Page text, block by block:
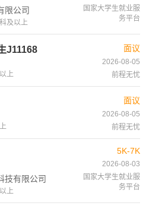
限公司
及以上
国家大学生就业服
务平台
J11168
上
面议
2026-08-05
前程无忧
面议
2026-08-05
前程无忧
技有限公司
上
5K-7K
2026-08-03
国家大学生就业服
务平台